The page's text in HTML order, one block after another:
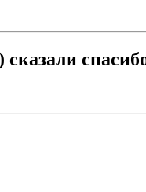
сказали